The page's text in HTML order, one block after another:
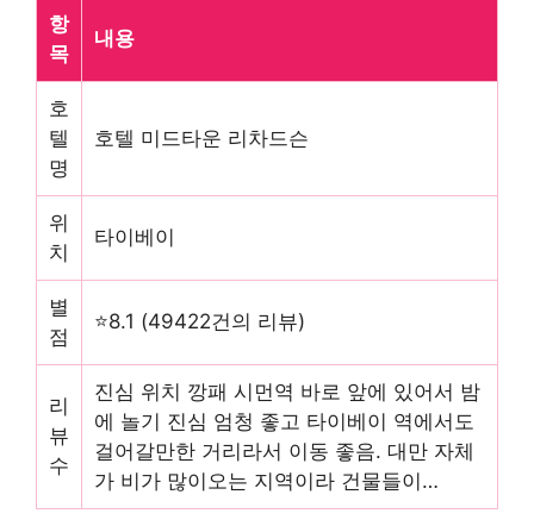
항
목
내용
호
텔
명
호텔 미드타운 리차드슨
위
치
타이베이
별
점
⭐8.1 (49422건의 리뷰)
리
뷰
수
진심 위치 깡패 시먼역 바로 앞에 있어서 밤
에 놀기 진심 엄청 좋고 타이베이 역에서도
걸어갈만한 거리라서 이동 좋음. 대만 자체
가 비가 많이오는 지역이라 건물들이…